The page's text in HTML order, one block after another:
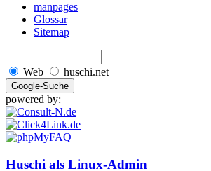
manpages
Glossar
Sitemap
Web huschi.net
powered by:
Huschi als Linux-Admin